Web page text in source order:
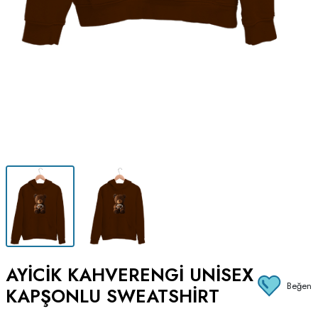
AYICIK KAHVERENGI UNISEX
KAPŞONLU SWEATSHIRT
Beğen